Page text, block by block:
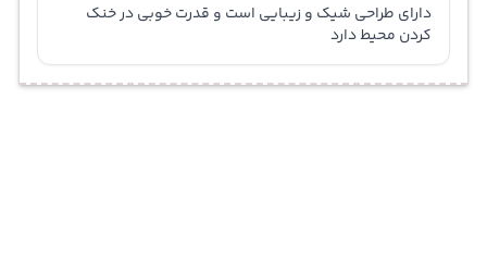
دارای طراحی شیک و زیبایی است و قدرت خوبی در خنک
کردن محیط دارد